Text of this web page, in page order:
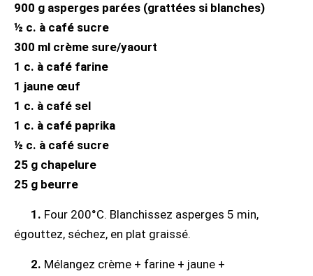
900 g asperges parées (grattées si blanches)
½ c. à café sucre
300 ml crème sure/yaourt
1 c. à café farine
1 jaune œuf
1 c. à café sel
1 c. à café paprika
½ c. à café sucre
25 g chapelure
25 g beurre
1. Four 200°C. Blanchissez asperges 5 min,
égouttez, séchez, en plat graissé.
2. Mélangez crème + farine + jaune +